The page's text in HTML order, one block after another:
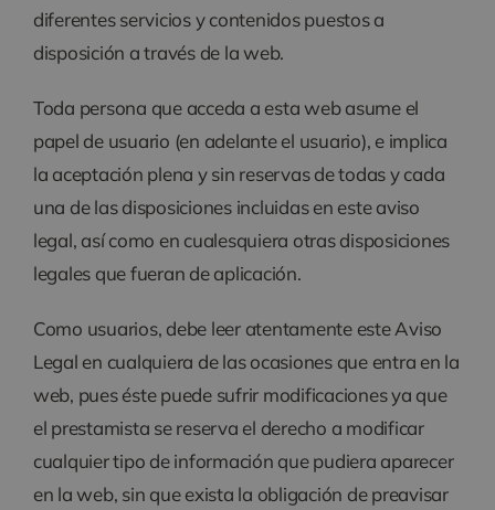
diferentes servicios y contenidos puestos a
disposición a través de la web.
Toda persona que acceda a esta web asume el
papel de usuario (en adelante el usuario), e implica
la aceptación plena y sin reservas de todas y cada
una de las disposiciones incluidas en este aviso
legal, así como en cualesquiera otras disposiciones
legales que fueran de aplicación.
Como usuarios, debe leer atentamente este Aviso
Legal en cualquiera de las ocasiones que entra en la
web, pues éste puede sufrir modificaciones ya que
el prestamista se reserva el derecho a modificar
cualquier tipo de información que pudiera aparecer
en la web, sin que exista la obligación de preavisar